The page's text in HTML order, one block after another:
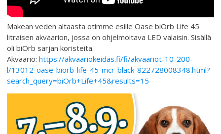
Makean veden altaasta otimme esille Oase biOrb Life 45
litraisen akvaarion, jossa on ohjelmoitava LED valaisin. Sisällä
oli biOrb sarjan koristeita.
Akvaario:https://akvaariokeidas.fi/fi/akvaariot-10-200-
l/13012-oase-biorb-life-45-mcr-black-822728008348.html?
search_query=biOrb+Life+45&results=15